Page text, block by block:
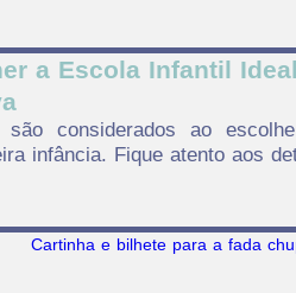
a Escola Infantil
são considerados ao
infância. Fique atento aos